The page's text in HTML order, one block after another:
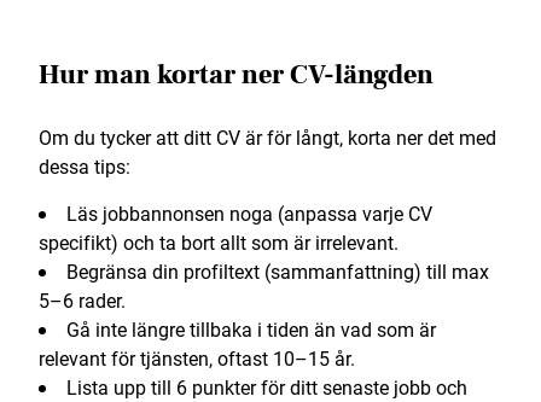
Hur man kortar ner CV-längden
Om du tycker att ditt CV är för långt, korta ner det med
dessa tips:
Läs jobbannonsen noga (anpassa varje CV
specifikt) och ta bort allt som är irrelevant.
Begränsa din profiltext (sammanfattning) till max
5–6 rader.
Gå inte längre tillbaka i tiden än vad som är
relevant för tjänsten, oftast 10–15 år.
Lista upp till 6 punkter för ditt senaste jobb och